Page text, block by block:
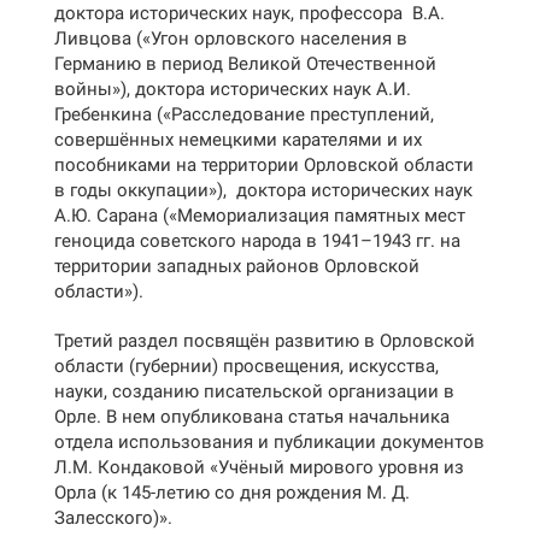
доктора исторических наук, профессора В.А.
Ливцова («Угон орловского населения в
Германию в период Великой Отечественной
войны»), доктора исторических наук А.И.
Гребенкина («Расследование преступлений,
совершённых немецкими карателями и их
пособниками на территории Орловской области
в годы оккупации»), доктора исторических наук
А.Ю. Сарана («Мемориализация памятных мест
геноцида советского народа в 1941–1943 гг. на
территории западных районов Орловской
области»).
Третий раздел посвящён развитию в Орловской
области (губернии) просвещения, искусства,
науки, созданию писательской организации в
Орле. В нем опубликована статья начальника
отдела использования и публикации документов
Л.М. Кондаковой «Учёный мирового уровня из
Орла (к 145-летию со дня рождения М. Д.
Залесского)».